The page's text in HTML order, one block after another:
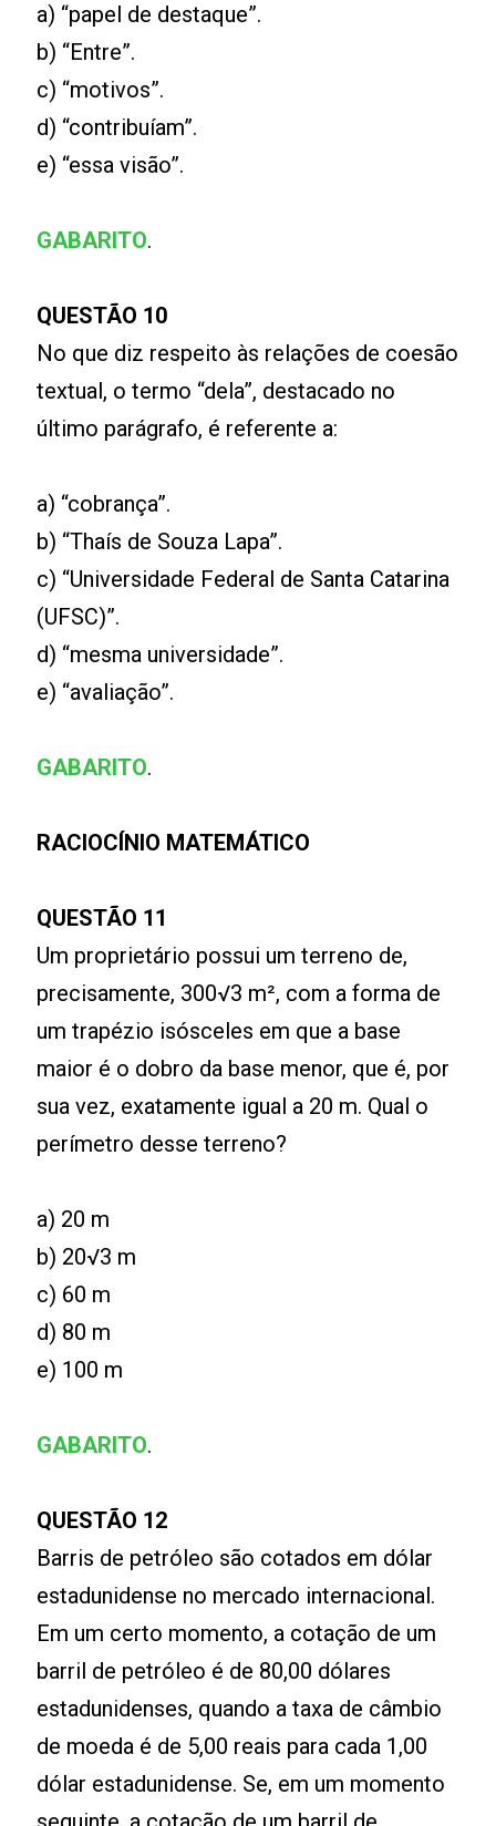
a) “papel de destaque”.
b) “Entre”.
c) “motivos”.
d) “contribuíam”.
e) “essa visão”.
GABARITO.
QUESTÃO 10
No que diz respeito às relações de coesão
textual, o termo “dela”, destacado no
último parágrafo, é referente a:
a) “cobrança”.
b) “Thaís de Souza Lapa”.
c) “Universidade Federal de Santa Catarina
(UFSC)”.
d) “mesma universidade”.
e) “avaliação”.
GABARITO.
RACIOCÍNIO MATEMÁTICO
QUESTÃO 11
Um proprietário possui um terreno de,
precisamente, 300√3 m², com a forma de
um trapézio isósceles em que a base
maior é o dobro da base menor, que é, por
sua vez, exatamente igual a 20 m. Qual o
perímetro desse terreno?
a) 20 m
b) 20√3 m
c) 60 m
d) 80 m
e) 100 m
GABARITO.
QUESTÃO 12
Barris de petróleo são cotados em dólar
estadunidense no mercado internacional.
Em um certo momento, a cotação de um
barril de petróleo é de 80,00 dólares
estadunidenses, quando a taxa de câmbio
de moeda é de 5,00 reais para cada 1,00
dólar estadunidense. Se, em um momento